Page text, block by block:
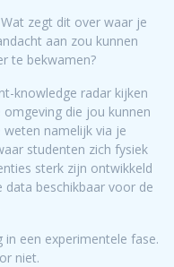
zegt dit over waar je
aan zou kunnen
te bekwamen?
knowledge radar kijken
die jou kunnen
namelijk via je
studenten zich fysiek
sterk zijn ontwikkeld
data beschikbaar voor de
een experimentele fase.
niet.